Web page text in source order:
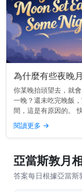
為什麼有些夜晚
你某晚抬頭望去，就
一晚？還未吃完晚飯
間，這是有原因的。
為它的軌道使它每天
一晚，它較早落...
閱讀更多 →
亞當斯敦月
答案每日根據亞當斯